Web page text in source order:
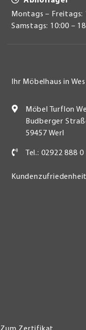
Montags – Freitags:
Samstags: 10:00 –
Ihr Möbelhaus in
Möbel Turflon
Budberger
59457 Werl
Tel.: 02922 888 0